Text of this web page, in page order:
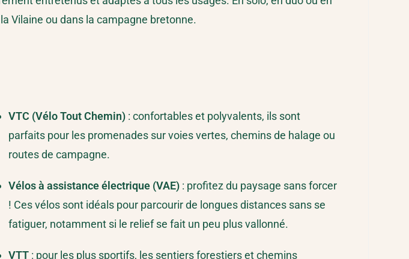
Vilaine ou dans la campagne bretonne.
VTC (Vélo Tout Chemin): confortables et polyvalents, ils sont
parfaits pour les promenades sur voies vertes, chemins de halage ou
routes de campagne.
Vélos à assistance électrique (VAE): profitez du paysage sans forcer
! Ces vélos sont idéals pour parcourir de longues distances sans se
fatiguer, notamment si le relief se fait un peu plus vallonné.
VTT: pour les plus sportifs, les sentiers forestiers et chemins